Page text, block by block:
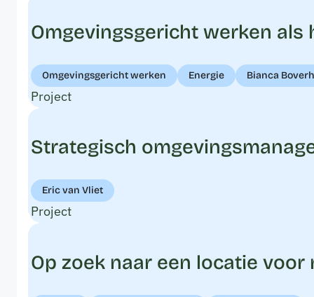
Omgevingsgericht werken als
Omgevingsgericht werken Energie Bianca
Project
Strategisch
Eric van Vliet
Project
Op zoek naar een locatie